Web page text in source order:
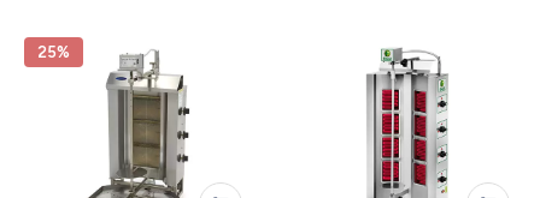
8.362,46 lei.
25%